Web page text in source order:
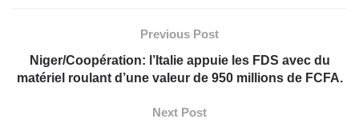
Previous Post
Niger/Coopération: l’Italie appuie les FDS avec du
matériel roulant d’une valeur de 950 millions de FCFA.
Next Post